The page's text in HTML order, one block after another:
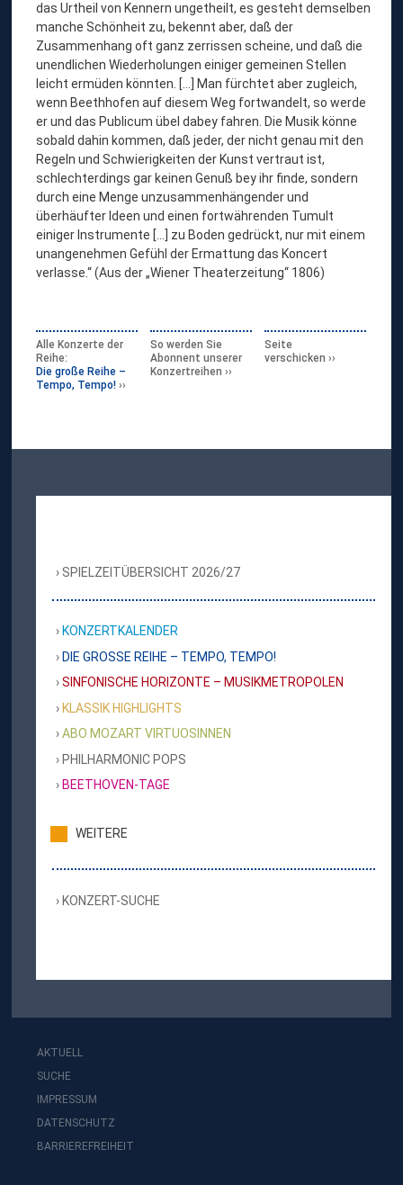
das Urtheil von Kennern ungetheilt, es gesteht demselben
manche Schönheit zu, bekennt aber, daß der
Zusammenhang oft ganz zerrissen scheine, und daß die
unendlichen Wiederholungen einiger gemeinen Stellen
leicht ermüden könnten. […] Man fürchtet aber zugleich,
wenn Beethhofen auf diesem Weg fortwandelt, so werde
er und das Publicum übel dabey fahren. Die Musik könne
sobald dahin kommen, daß jeder, der nicht genau mit den
Regeln und Schwierigkeiten der Kunst vertraut ist,
schlechterdings gar keinen Genuß bey ihr finde, sondern
durch eine Menge unzusammenhängender und
überhäufter Ideen und einen fortwährenden Tumult
einiger Instrumente […] zu Boden gedrückt, nur mit einem
unangenehmen Gefühl der Ermattung das Koncert
verlasse.“ (Aus der „Wiener Theaterzeitung“ 1806)
Alle Konzerte der
Reihe:
Die große Reihe –
Tempo, Tempo!
So werden Sie
Abonnent unserer
Konzertreihen
Seite
verschicken
SPIELZEITÜBERSICHT 2026/27
KONZERTKALENDER
DIE GROSSE REIHE – TEMPO, TEMPO!
SINFONISCHE HORIZONTE – MUSIKMETROPOLEN
KLASSIK HIGHLIGHTS
ABO MOZART VIRTUOSINNEN
PHILHARMONIC POPS
BEETHOVEN-TAGE
WEITERE
KONZERT-SUCHE
AKTUELL
SUCHE
IMPRESSUM
DATENSCHUTZ
BARRIEREFREIHEIT